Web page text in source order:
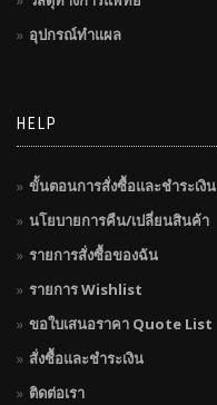
อุปกรณ์ทำแผล
HELP
ขั้นตอนการสั่งซื้อและชำระเงิน
นโยบายการคืน/เปลี่ยนสินค้า
รายการสั่งซื้อของฉัน
รายการ Wishlist
ขอใบเสนอราคา Quote List
สั่งซื้อและชำระเงิน
ติดต่อเรา